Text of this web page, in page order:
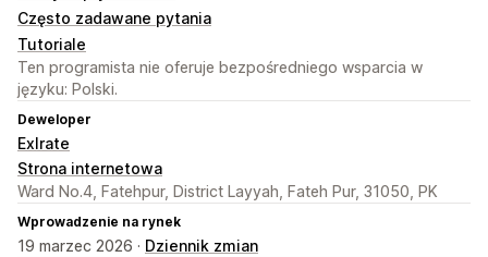
Często zadawane pytania
Tutoriale
Ten programista nie oferuje bezpośredniego wsparcia w
języku: Polski.
Deweloper
Exlrate
Strona internetowa
Ward No.4, Fatehpur, District Layyah, Fateh Pur, 31050, PK
Wprowadzenie na rynek
19 marzec 2026 · Dziennik zmian